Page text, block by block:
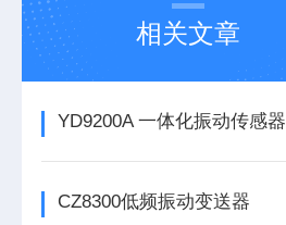
相关文章
YD9200A 一体化振动传感器
CZ8300低频振动变送器